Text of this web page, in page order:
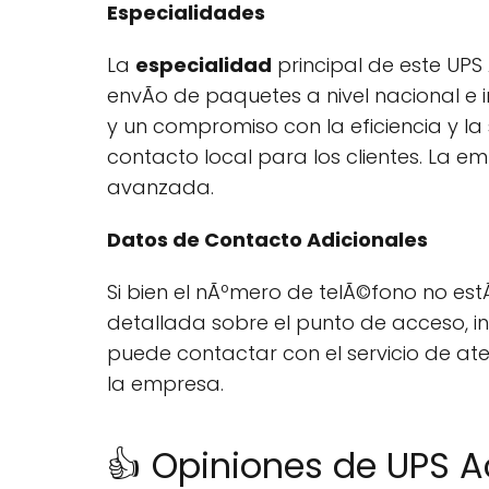
Especialidades
La especialidad principal de este
envÃ­o de paquetes a nivel nacional e
y un compromiso con la eficiencia y
contacto local para los clientes. La
avanzada.
Datos de Contacto Adicionales
Si bien el nÃºmero de telÃ©fono no
detallada sobre el punto de acceso,
puede contactar con el servicio de
la empresa.
👍 Opiniones de UPS